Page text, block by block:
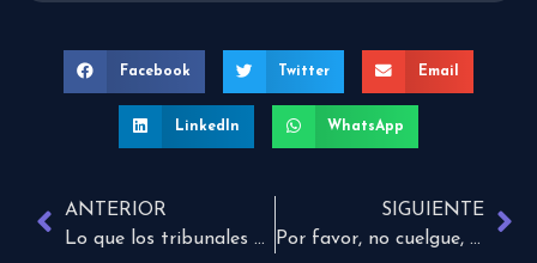
Facebook Twitter Email
LinkedIn WhatsApp
ANTERIOR
Lo que los tribunales de familia deben entender sobre los niños con autismo
SIGUIENTE
Por favor, no cuelgue, espere en línea